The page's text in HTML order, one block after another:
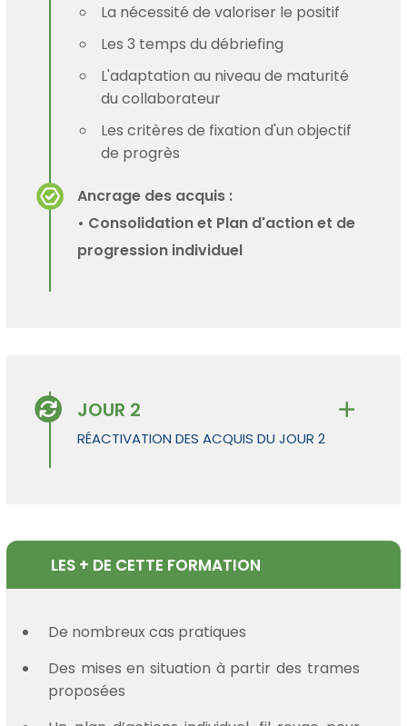
La nécessité de valoriser le positif
Les 3 temps du débriefing
L'adaptation au niveau de maturité
du collaborateur
Les critères de fixation d'un objectif
de progrès
Ancrage des acquis :
• Consolidation et Plan d'action et de
progression individuel
JOUR 2
RÉACTIVATION DES ACQUIS DU JOUR 2
LES + DE CETTE FORMATION
De nombreux cas pratiques
Des mises en situation à partir des trames
proposées